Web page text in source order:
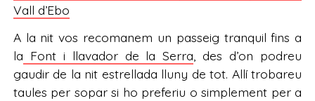
Vall d’Ebo
A la nit vos recomanem un passeig tranquil fins a
la Font i llavador de la Serra , des d’on podreu
gaudir de la nit estrellada lluny de tot. Allí trobareu
taules per sopar si ho preferiu o simplement per a